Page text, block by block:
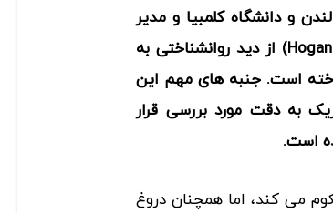
و دانشگاه کلمبیا و مدیر
اجرایی ارشد سیستم های ارزیابی هوگان (Hogan) از دید روانشناختی به
است. جنبه های مهم این
به دقت مورد بررسی قرار
است.
می کند، اما همچنان دروغ